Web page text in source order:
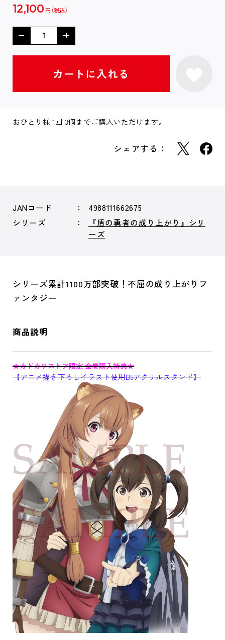
12,100 円
おひとり様 1回 3個までご購入いただけます。
シェアする：
JANコード
4988111662675
シリーズ
『盾の勇者の成り上がり』シリ
ーズ
シリーズ累計1100万部突破！不屈の成り上がりフ
ァンタジー
商品説明
★カドカワストア限定 全巻購入特典★
【アニメ描き下ろしイラスト使用B5アクリルスタンド】